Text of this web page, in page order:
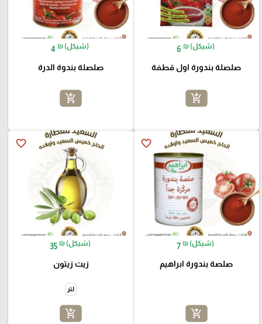
6 ₪ (شيكل)
صلصلة بندورة اول قطفة
add_shopping_cart
4 ₪ (شيكل)
صلصلة بندوة الدرة
add_shopping_cart
favorite_border
7 ₪ (شيكل)
صلصة بندورة ابراهيم
add_shopping_cart
favorite_border
35 ₪ (شيكل)
زيت زيتون
لتر
add_shopping_cart